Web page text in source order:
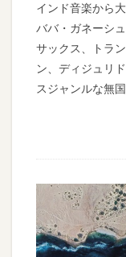
インド音楽から
ババ・ガネーシ
サックス、トラ
ン、ディジュリ
スジャンルな無